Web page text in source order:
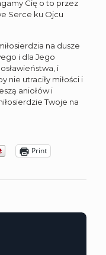
Cię o to przez
Serce ku Ojcu
na dusze
i dla Jego
i
nie utraciły miłości i
aniołów i
Twoje na
Print